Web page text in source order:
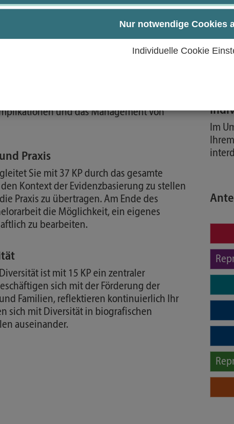
Nur notwendige Cookies
Individuelle Cookie
82 KP praktischer Einsatzphasen bildet die
Ihres Studiums. Sie befassen sich mit
Schwangerschaft, Geburt, Wochenbett
Grundlagen der Anatomie,
Fachwissen gehören ebenso
und das Management von
Praxis
Sie mit 37 KP durch das gesamte
Kontext der Evidenzbasierung zu stellen
Praxis zu übertragen. Am Ende des
die Möglichkeit, ein eigenes
zu bearbeiten.
ist mit 15 KP ein zentraler
sich mit der Förderung der
Familien, reflektieren kontinuierlich Ihr
sich mit Diversität in biografischen
auseinander.
Der
den
Im